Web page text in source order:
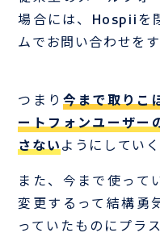
場合には、Hospiiを
ムでお問い合わせを
つまり 今まで取りこ
ートフォンユーザー
さないようにしてい
また、今まで使って
変更するって結構勇
っていたものにプラ